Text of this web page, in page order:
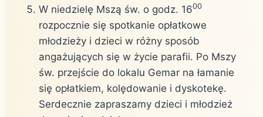
W niedzielę Mszą św. o godz. 1600
rozpocznie się spotkanie opłatkowe
młodzieży i dzieci w różny sposób
angażujących się w życie parafii. Po Mszy
św. przejście do lokalu Gemar na łamanie
się opłatkiem, kolędowanie i dyskotekę.
Serdecznie zapraszamy dzieci i młodzież